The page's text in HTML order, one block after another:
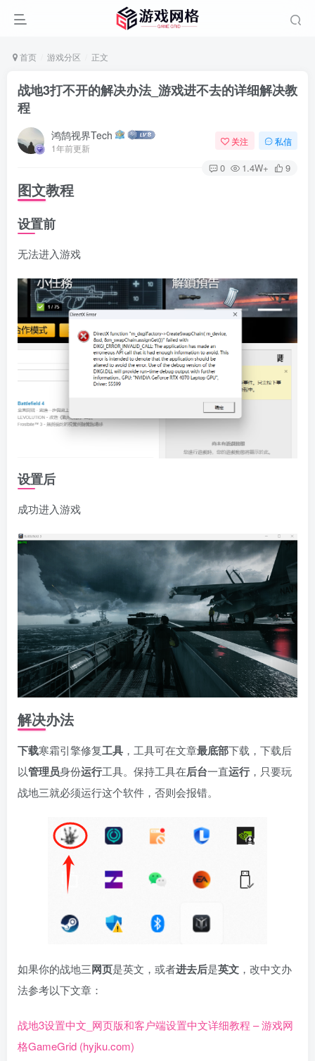
热度
关注 关注 关注 关注
首页 游戏分区 正文
战地3打不开的解决办法_游戏进不去的详细解决教
程
鸿鹄视界Tech
1年前更新
关注 私信
0 1.4W+ 9
图文教程
设置前
无法进入游戏
设置后
成功进入游戏
解决办法
下载寒霜引擎修复工具 ，工具可在文章最底部下载，下载后
以管理员身份运行工具。保持工具在后台一直运行，只要玩
战地三就必须运行这个软件，否则会报错。
如果你的战地三网页是英文，或者进去后是英文 ，改中文办
法参考以下文章：
战地3设置中文_网页版和客户端设置中文详细教程 – 游戏网
格GameGrid (hyjku.com)